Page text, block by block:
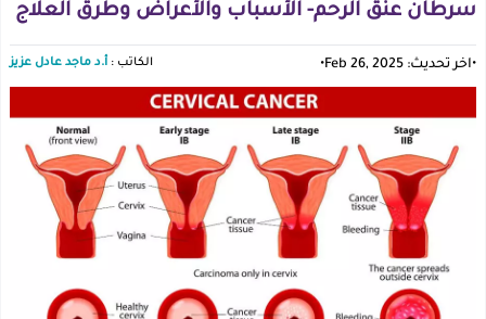
سرطان عنق الرحم- الأسباب والأعراض وطرق العلاج
الكاتب : أ.د ماجد عادل عزيز •اخر تحديث: Feb 26, 2025 •